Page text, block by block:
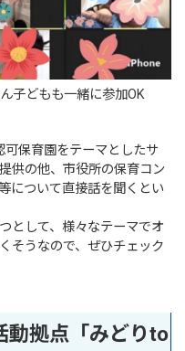
子どもも一緒に参加OK
可保育園をテーマとしたサ
供の他、市役所の保育コン
について直接話を聞くとい
として、様々なテーマでオ
そうなので、ぜひチェック
動拠点「みどりto